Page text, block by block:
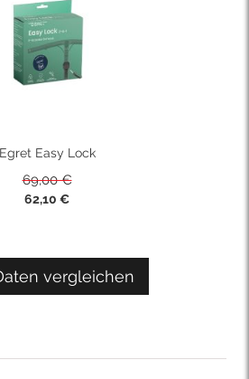
Egret Easy Lock
69,00 €
Sonderpreis
62,10 €
vergleichen